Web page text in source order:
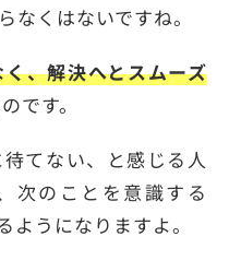
なくはないですね。
く、解決へとスムーズ
です。
てない、と感じる人
次のことを意識する
ようになりますよ。